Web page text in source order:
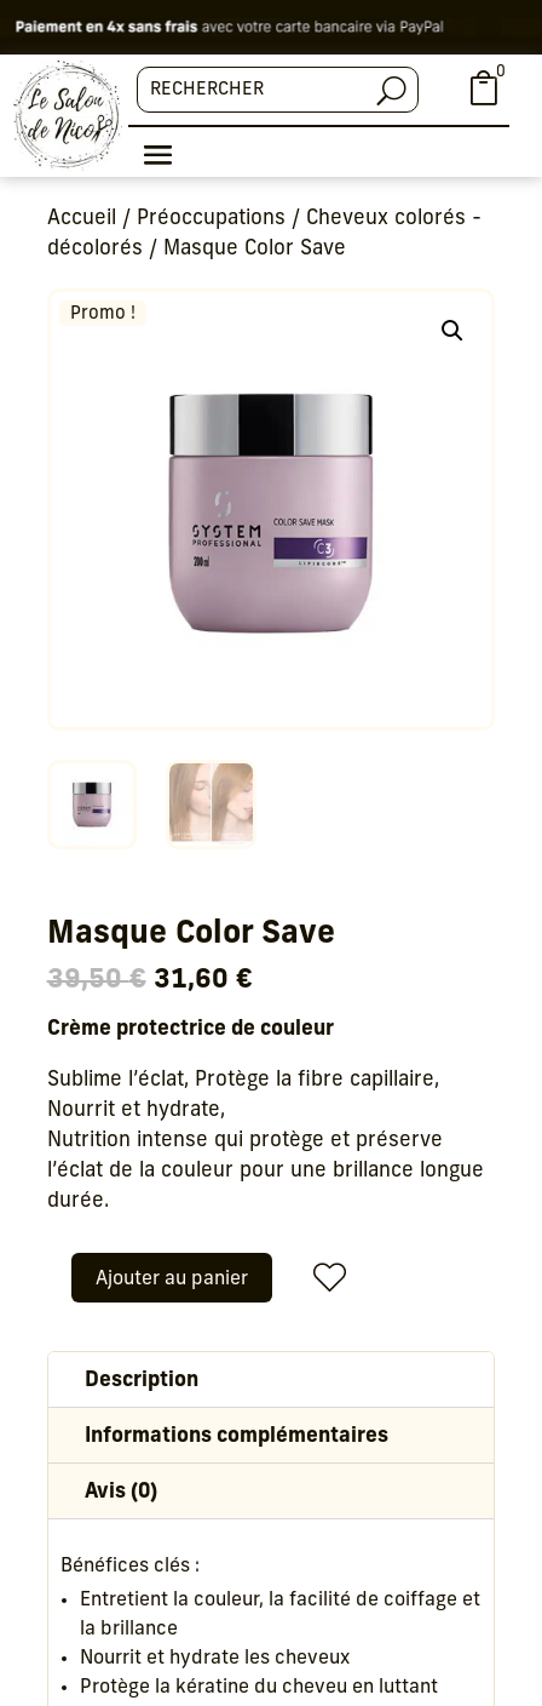
0
Accueil / Préoccupations / Cheveux colorés -
décolorés / Masque Color Save
Promo !
Masque Color Save
39,50€ Le
initial
était :
39,50 €.
31,60 €Le
actuel
est :
Crème protectrice de couleur
Sublime l’éclat, Protège la fibre capillaire,
Nourrit et hydrate,
Nutrition intense qui protège et préserve
l’éclat de la couleur pour une brillance longue
durée.
quantité
Masque
Color
Save
Ajouter au panier
Description
Informations complémentaires
Avis (0)
Bénéfices clés :
Entretient la couleur, la facilité de coiffage et
la brillance
Nourrit et hydrate les cheveux
Protège la kératine du cheveu en luttant